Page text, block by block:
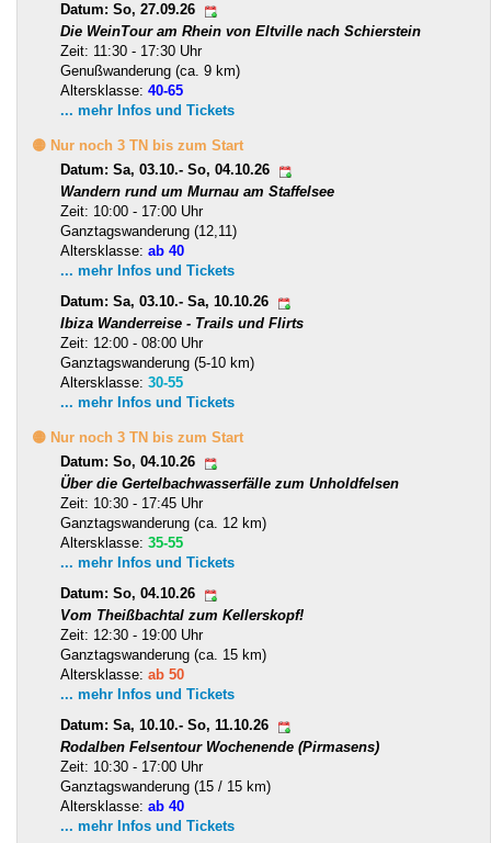
Datum: So, 27.09.26
Die WeinTour am Rhein von Eltville nach Schierstein
Zeit: 11:30 - 17:30 Uhr
Genußwanderung (ca. 9 km)
Altersklasse: 40-65
... mehr Infos und Tickets
🟡 Nur noch 3 TN bis zum Start
Datum: Sa, 03.10.- So, 04.10.26
Wandern rund um Murnau am Staffelsee
Zeit: 10:00 - 17:00 Uhr
Ganztagswanderung (12,11)
Altersklasse: ab 40
... mehr Infos und Tickets
Datum: Sa, 03.10.- Sa, 10.10.26
Ibiza Wanderreise - Trails und Flirts
Zeit: 12:00 - 08:00 Uhr
Ganztagswanderung (5-10 km)
Altersklasse: 30-55
... mehr Infos und Tickets
🟡 Nur noch 3 TN bis zum Start
Datum: So, 04.10.26
Über die Gertelbachwasserfälle zum Unholdfelsen
Zeit: 10:30 - 17:45 Uhr
Ganztagswanderung (ca. 12 km)
Altersklasse: 35-55
... mehr Infos und Tickets
Datum: So, 04.10.26
Vom Theißbachtal zum Kellerskopf!
Zeit: 12:30 - 19:00 Uhr
Ganztagswanderung (ca. 15 km)
Altersklasse: ab 50
... mehr Infos und Tickets
Datum: Sa, 10.10.- So, 11.10.26
Rodalben Felsentour Wochenende (Pirmasens)
Zeit: 10:30 - 17:00 Uhr
Ganztagswanderung (15 / 15 km)
Altersklasse: ab 40
... mehr Infos und Tickets